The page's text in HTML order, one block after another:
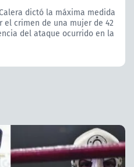
dictó la máxima medida
crimen de una mujer de 42
del ataque ocurrido en la